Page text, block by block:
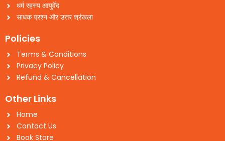
धर्म रहस्य आयुर्वेद
साधक प्रश्न और उत्तर श्रंखला
Policies
Terms & Conditions
Privacy Policy
Refund & Cancellation
Other Links
Home
Contact Us
Book Store